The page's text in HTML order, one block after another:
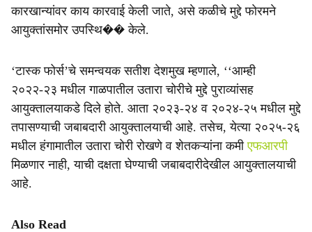
कारखान्यांवर काय कारवाई केली जाते, असे कळीचे मुद्दे फोरमने
आयुक्तांसमोर उपस्थि�� केले.
‘टास्क फोर्स’चे समन्वयक सतीश देशमुख म्हणाले, ‘‘आम्ही
२०२२-२३ मधील गाळपातील उतारा चोरीचे मुद्दे पुराव्यांसह
आयुक्तालयाकडे दिले होते. आता २०२३-२४ व २०२४-२५ मधील मुद्दे
तपासण्याची जबाबदारी आयुक्तालयाची आहे. तसेच, येत्या २०२५-२६
मधील हंगामातील उतारा चोरी रोखणे व शेतकऱ्यांना कमीएफआरपी
मिळणार नाही, याची दक्षता घेण्याची जबाबदारीदेखील आयुक्तालयाची
आहे.
Also Read